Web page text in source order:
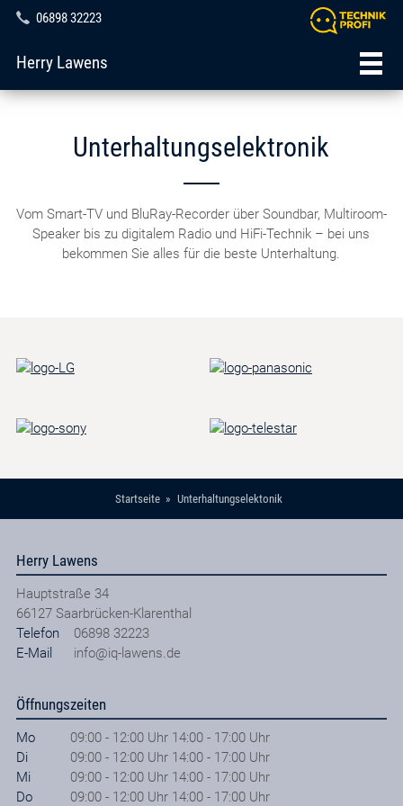
06898 32223
Herry Lawens
Unterhaltungselektronik
Vom Smart-TV und BluRay-Recorder über Soundbar, Multiroom-
Speaker bis zu digitalem Radio und HiFi-Technik – bei uns
bekommen Sie alles für die beste Unterhaltung.
Startseite Unterhaltungselektonik
Herry Lawens
Hauptstraße 34
66127 Saarbrücken-Klarenthal
Telefon
06898 32223
E-Mail
info@iq-lawens.de
Öffnungszeiten
Mo
09:00 - 12:00 Uhr 14:00 - 17:00 Uhr
Di
09:00 - 12:00 Uhr 14:00 - 17:00 Uhr
Mi
09:00 - 12:00 Uhr 14:00 - 17:00 Uhr
Do
09:00 - 12:00 Uhr 14:00 - 17:00 Uhr